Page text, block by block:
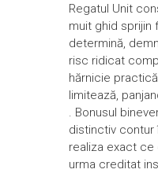
Regatul Unit
muit ghid sprijin
determină,
risc ridicat
hărnicie
limitează,
. Bonusul
distinctiv contur
realiza exact
urma creditat